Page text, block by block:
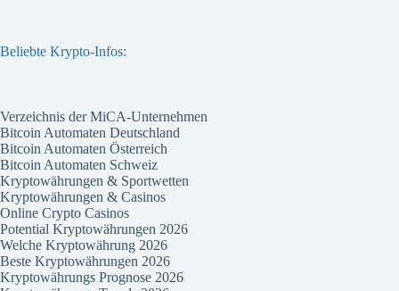
Beliebte Krypto-Infos:
Verzeichnis der MiCA-Unternehmen
Bitcoin Automaten Deutschland
Bitcoin Automaten Österreich
Bitcoin Automaten Schweiz
Kryptowährungen & Sportwetten
Kryptowährungen & Casinos
Online Crypto Casinos
Potential Kryptowährungen 2026
Welche Kryptowährung 2026
Beste Kryptowährungen 2026
Kryptowährungs Prognose 2026